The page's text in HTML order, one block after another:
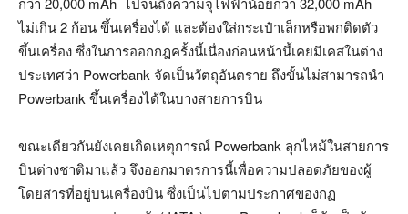
ไม่เกิน 2 ก้อน ขึ้นเครื่องได้ และต้องใส่กระเป๋าเล็กหรือพกติดตัว
ขึ้นเครื่อง ซึ่งในการออกกฎครั้งนี้เนื่องก่อนหน้านี้เคยมีเคสในต่าง
ประเทศว่า Powerbank จัดเป็นวัตถุอันตราย ถึงขั้นไม่สามารถนำ
Powerbank ขึ้นเครื่องได้ในบางสายการบิน
ขณะเดียวกันยังเคยเกิดเหตุการณ์ Powerbank ลุกไหม้ในสายการ
บินต่างชาติมาแล้ว จึงออกมาตรการนี้เพื่อความปลอดภัยของผู้
โดยสารที่อยู่บนเครื่องบิน ซึ่งเป็นไปตามประกาศของกฏ